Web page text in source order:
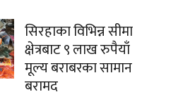
सिरहाका विभिन्न सीमा
क्षेत्रबाट ९ लाख रुपैयाँ
मूल्य बराबरका सामान
बरामद